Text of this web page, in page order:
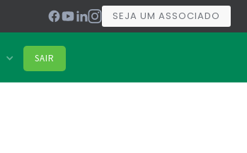
SEJA UM ASSOCIADO
SAIR